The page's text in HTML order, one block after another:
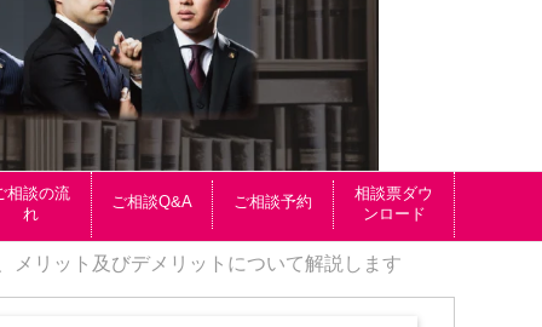
相談の流
れ
ご相談Q&A ご相談予約
相談票ダウ
ンロード
メリット及びデメリットについて解説します